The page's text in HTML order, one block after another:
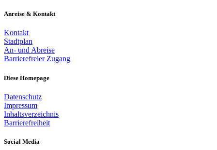
Anreise & Kontakt
Kontakt
Stadtplan
An- und Abreise
Barrierefreier Zugang
Diese Homepage
Datenschutz
Impressum
Inhaltsverzeichnis
Barrierefreiheit
Social Media